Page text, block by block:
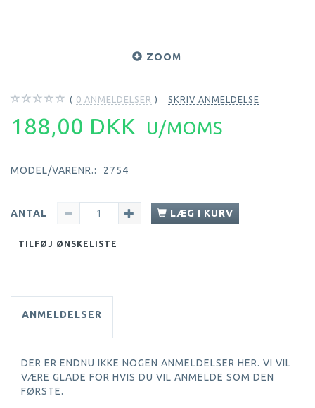
ZOOM
0 ANMELDELSER SKRIV ANMELDELSE
188,00 DKK U/MOMS
MODEL/VARENR.: 2754
ANTAL LÆG I KURV
TILFØJ ØNSKELISTE
ANMELDELSER
DER ER ENDNU IKKE NOGEN ANMELDELSER HER. VI VIL
VÆRE GLADE FOR HVIS DU VIL ANMELDE SOM DEN
FØRSTE.